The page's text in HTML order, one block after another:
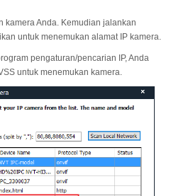
kamera Anda. Kemudian jalankan
untuk menemukan alamat IP kamera.
pengaturan/pencarian IP, Anda
untuk menemukan kamera.